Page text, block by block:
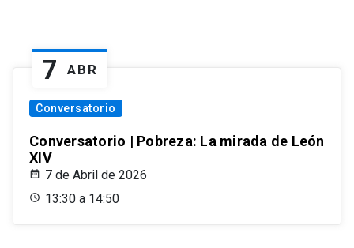
7 ABR
Conversatorio
Conversatorio | Pobreza: La mirada de León
XIV
7 de Abril de 2026
13:30 a 14:50